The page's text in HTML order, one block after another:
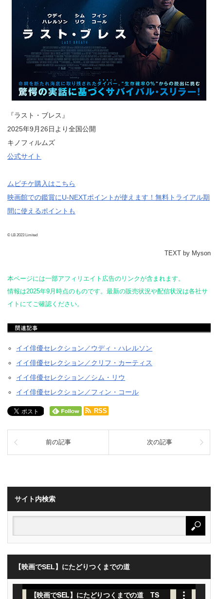
『ラスト・ブレス』
2025年9月26日より全国公開
キノフィルムズ
公式サイト
ムビチケ購入はこちら
映画館での鑑賞にU-NEXTポイントが使えます！無料トライアル期
間に使えるポイントも
© LB 2023 Limited
TEXT by Myson
本ページには一部アフィリエイト広告のリンクが含まれます。
情報は2025年9月時点のものです。最新の販売状況や配信状況は各社サ
イトにてご確認ください。
イイ俳優セレクション／ウディ・ハレルソン
イイ俳優セレクション／クリフ・カーティス
イイ俳優セレクション／シム・リウ
イイ俳優セレクション／フィン・コール
RSS
前の記事 次の記事
サイト内検索
【映画でSEL】にたどりつくまでの道
動